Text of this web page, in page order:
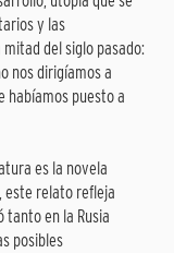
y las
del siglo pasado:
nos dirigíamos a
habíamos puesto a
es la novela
este relato refleja
tanto en la Rusia
posibles